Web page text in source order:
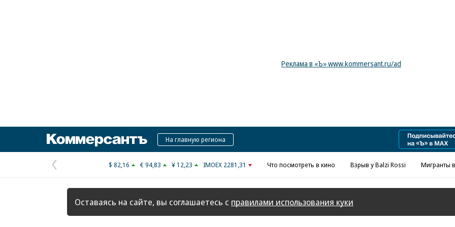
Реклама в «Ъ» www.kommersant.ru/ad
КоммерсантъНа главную региона
Предыдущая
страница
$ 82,16 € 94,83 ¥ 12,23 IMOEX 2281,31 Что посмотреть в кино Взрыв у Balzi Rossi Мигранты
Оставаясь на сайте, вы соглашаетесь с правилами использования куки